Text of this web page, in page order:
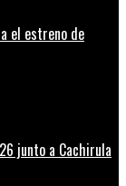
el estreno de
junto a Cachirula